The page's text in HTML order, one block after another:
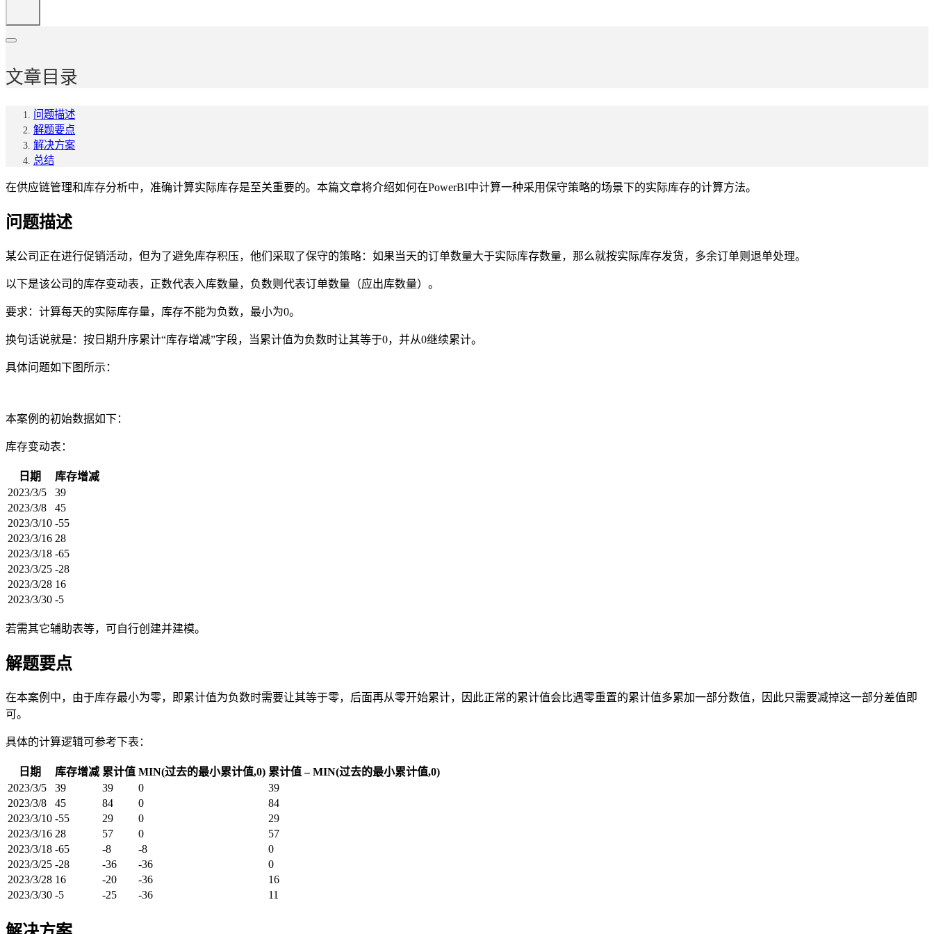
文章目录
问题描述
解题要点
解决方案
总结
在供应链管理和库存分析中，准确计算实际库存是至关重要的。本篇文章将介绍如何在PowerBI中计算一种采用保守策略的场景下的实际库存的计算方法。
问题描述
某公司正在进行促销活动，但为了避免库存积压，他们采取了保守的策略：如果当天的订单数量大于实际库存数量，那么就按实际库存发货，多余订单则退单处理。
以下是该公司的库存变动表，正数代表入库数量，负数则代表订单数量（应出库数量）。
要求：计算每天的实际库存量，库存不能为负数，最小为0。
换句话说就是：按日期升序累计“库存增减”字段，当累计值为负数时让其等于0，并从0继续累计。
具体问题如下图所示：
本案例的初始数据如下：
库存变动表：
日期
库存增减
2023/3/5
39
2023/3/8
45
2023/3/10 -55
2023/3/16 28
2023/3/18 -65
2023/3/25 -28
2023/3/28 16
2023/3/30 -5
若需其它辅助表等，可自行创建并建模。
解题要点
在本案例中，由于库存最小为零，即累计值为负数时需要让其等于零，后面再从零开始累计，因此正常的累计值会比遇零重置的累计值多累加一部分数值，因此只需要减掉这一部分差值即
可。
具体的计算逻辑可参考下表：
日期 库存增减 累计值 MIN(过去的最小累计值,0) 累计值 – MIN(过去的最小累计值,0)
2023/3/5
39 39 0
39
2023/3/8
45 84 0
84
2023/3/10 -55 29 0
29
2023/3/16 28 57 0
57
2023/3/18 -65 -8 -8
0
2023/3/25 -28 -36 -36
0
2023/3/28 16 -20 -36
16
2023/3/30 -5 -25 -36 11